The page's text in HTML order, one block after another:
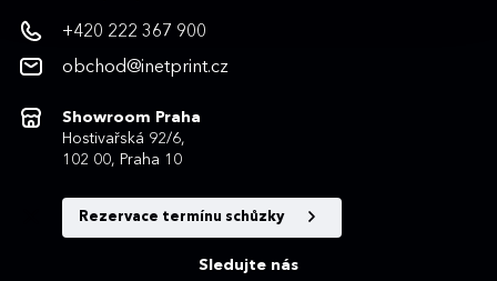
+420 222 367 900
obchod@inetprint.cz
Showroom Praha
Hostivařská 92/6,
102 00, Praha 10
Rezervace termínu schůzky
Sledujte nás